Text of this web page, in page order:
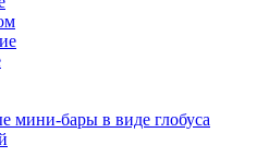
мини-бары в виде глобуса